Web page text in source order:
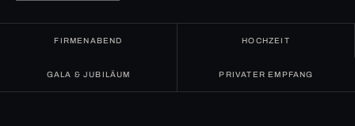
FIRMENABEND HOCHZEIT
GALA & JUBILÄUM PRIVATER EMPFANG